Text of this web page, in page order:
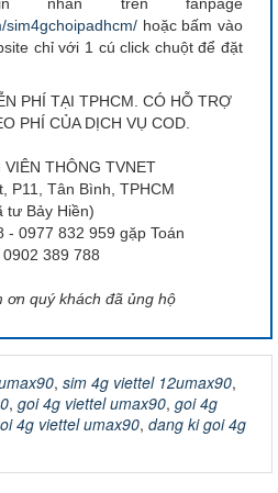
sim4gchoipadhcm/ hoặc bấm vào
chỉ với 1 cú click chuột để đặt
PHÍ TẠI TPHCM. CÓ HỖ TRỢ
PHÍ CỦA DỊCH VỤ COD.
THÔNG TVNET
P11, Tân Bình, TPHCM
tư Bảy Hiền)
- 0977 832 959 gặp Toán
389 788
ơn quý khách đã ủng hộ
, sim 4g viettel 12umax90,
, goi 4g viettel umax90, goi 4g
4g viettel umax90, dang ki goi 4g